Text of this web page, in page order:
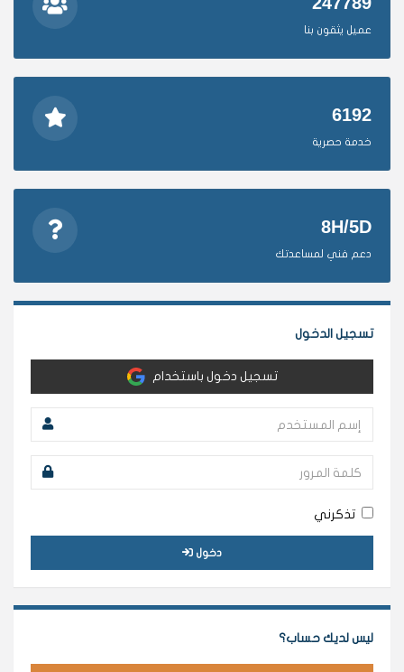
عميل يثقون بنا
6192
خدمة حصرية
8H/5D
دعم فني لمساعدتك
تسجيل الدخول
تسجيل دخول باستخدام
تذكرني
دخول
ليس لديك حساب؟